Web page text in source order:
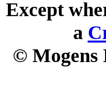
Except
a
© Mogens